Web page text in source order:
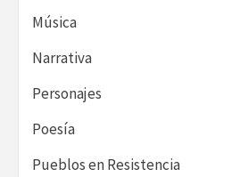
Música
Narrativa
Personajes
Poesía
Pueblos en Resistencia